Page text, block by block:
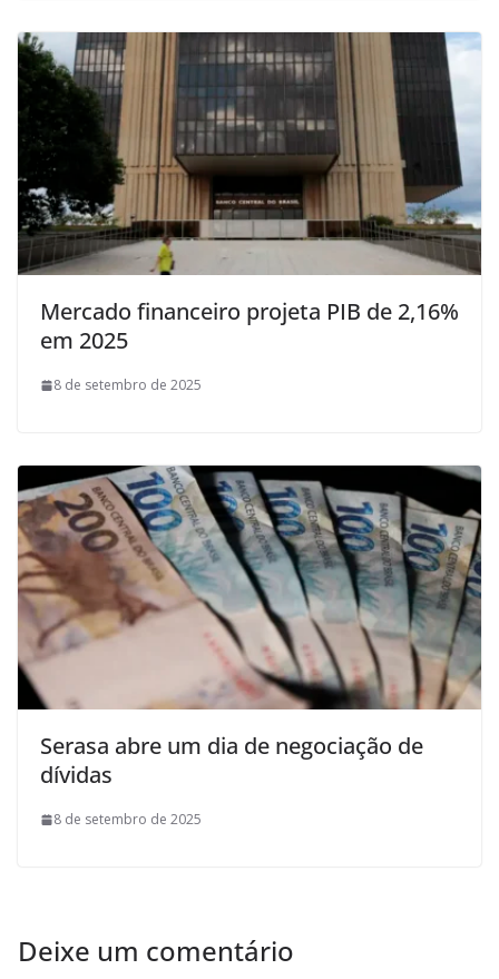
Mercado financeiro projeta PIB de 2,16%
em 2025
8 de setembro de 2025
Serasa abre um dia de negociação de
dívidas
8 de setembro de 2025
Deixe um comentário